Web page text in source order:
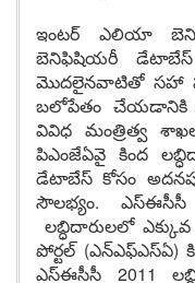
ఇంటర్ ఎలియా
బెనిఫిషియరీ డేటాబేస్
మొదలైనవాటితో సహా
బలోపేతం చేయడానికి
వివిధ మంత్రిత్వ
పిఎంజేఏవై కింద
డేటాబేస్ కోసం
సౌలభ్యం.
లబ్ధిదారులలో
పోర్టల్ (ఎన్‌ఎఫ్‌ఎస్‌ఏ)
ఎస్‌ఈసీసీ 2011